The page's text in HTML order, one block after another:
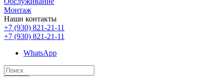
Монтаж
Наши контакты
+7 (930) 821-21-11
+7 (930) 821-21-11
WhatsApp